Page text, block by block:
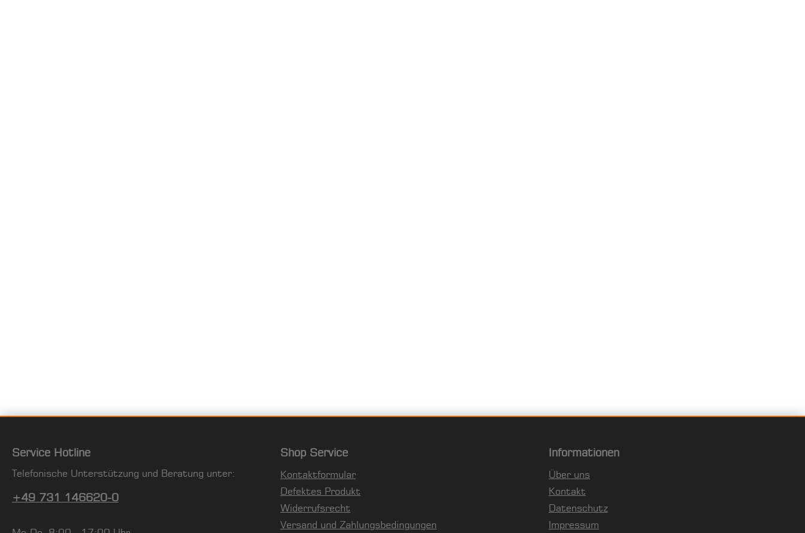
Service Hotline
Telefonische Unterstützung und Beratung unter:
+49 731 146620-0
Shop Service
Kontaktformular
Defektes Produkt
Widerrufsrecht
Versand und Zahlungsbedingungen
Informationen
Über uns
Kontakt
Datenschutz
Impressum